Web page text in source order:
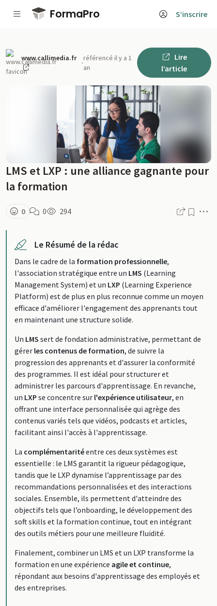
Passer au contenu principal
FormaPro S’inscrire
www.callimedia.fr
·
référencé il y a 1
an
Lire
l’article
LMS et LXP : une alliance gagnante pour
la formation
0 0 294
Le Résumé de la rédac
Dans le cadre de la formation professionnelle,
l'association stratégique entre un LMS (Learning
Management System) et un LXP (Learning Experience
Platform) est de plus en plus reconnue comme un moyen
efficace d'améliorer l'engagement des apprenants tout
en maintenant une structure solide.
Un LMS sert de fondation administrative, permettant de
gérer les contenus de formation, de suivre la
progression des apprenants et d'assurer la conformité
des programmes. Il est idéal pour structurer et
administrer les parcours d'apprentissage. En revanche,
un LXP se concentre sur l'expérience utilisateur, en
offrant une interface personnalisée qui agrège des
contenus variés tels que vidéos, podcasts et articles,
facilitant ainsi l'accès à l'apprentissage.
La complémentaritéentre ces deux systèmes est
essentielle : le LMS garantit la rigueur pédagogique,
tandis que le LXP dynamise l’apprentissage par des
recommandations personnalisées et des interactions
sociales. Ensemble, ils permettent d'atteindre des
objectifs tels que l’onboarding, le développement des
soft skills et la formation continue, tout en intégrant
des outils métiers pour une meilleure fluidité.
Finalement, combiner un LMS et un LXP transforme la
formation en une expérience agile et continue,
répondant aux besoins d'apprentissage des employés et
des entreprises.